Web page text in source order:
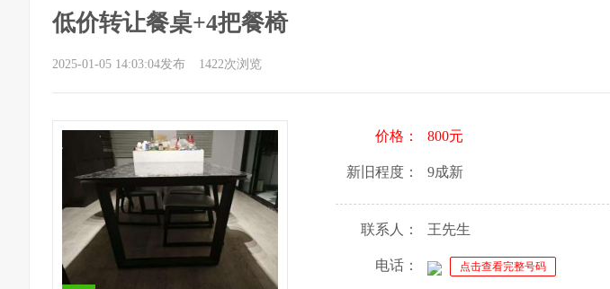
低价转让餐桌+4把餐椅
2025-01-05 14:03:04发布 1422次浏览
价格： 800元
新旧程度： 9成新
联系人： 王先生
电话： 点击查看完整号码